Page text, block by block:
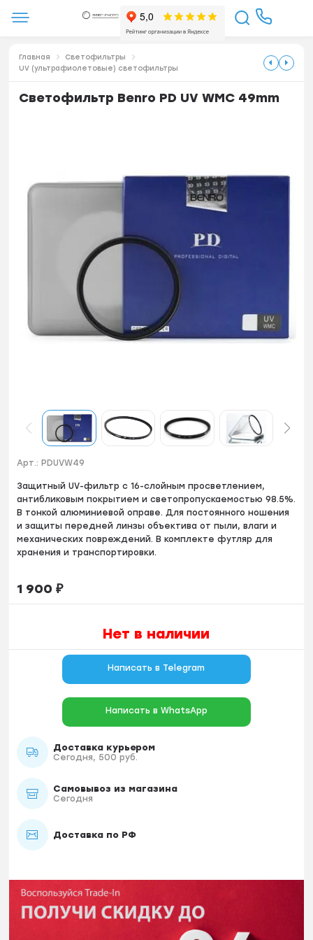
Главная
Светофильтры
UV (ультрафиолетовые) светофильтры
Светофильтр Benro PD UV WMC 49mm
Арт.: PDUVW49
Защитный UV-фильтр с 16-слойным просветлением,
антибликовым покрытием и светопропускаемостью 98.5%.
В тонкой алюминиевой оправе. Для постоянного ношения
и защиты передней линзы объектива от пыли, влаги и
механических повреждений. В комплекте футляр для
хранения и транспортировки.
1 900 ₽
Нет в наличии
Написать в Telegram
Написать в WhatsApp
Доставка курьером
Сегодня, 500 руб.
Самовывоз из магазина
Сегодня
Доставка по РФ